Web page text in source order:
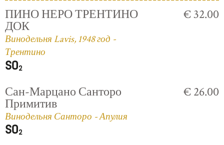
ПИНО НЕРО ТРЕНТИНО
ДОК
Винодельня Lavis, 1948 год -
Трентино
€ 32.00
Сан-Марцано Санторо
Примитив
Винодельня Санторо - Апулия
€ 26.00